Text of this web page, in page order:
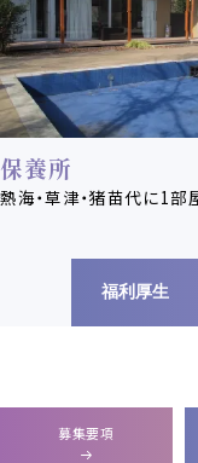
保養所
熱海・草津・猪苗代に1
福利厚生
募集要項